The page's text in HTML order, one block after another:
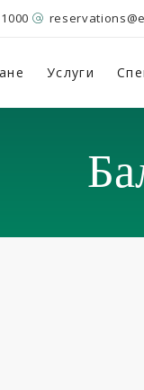
Услуги